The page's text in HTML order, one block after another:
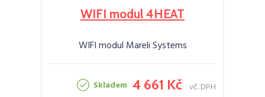
WIFI modul 4HEAT
WIFI modul Mareli Systems
Skladem 4 661 Kč vč. DPH